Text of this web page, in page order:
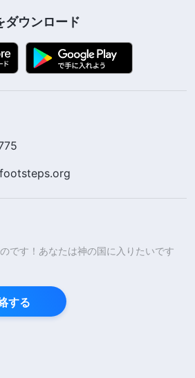
ダウンロード
です！あなたは神の国に入りたいです
する